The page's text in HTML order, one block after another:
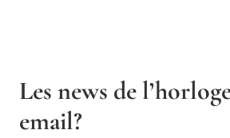
Les news de
email?